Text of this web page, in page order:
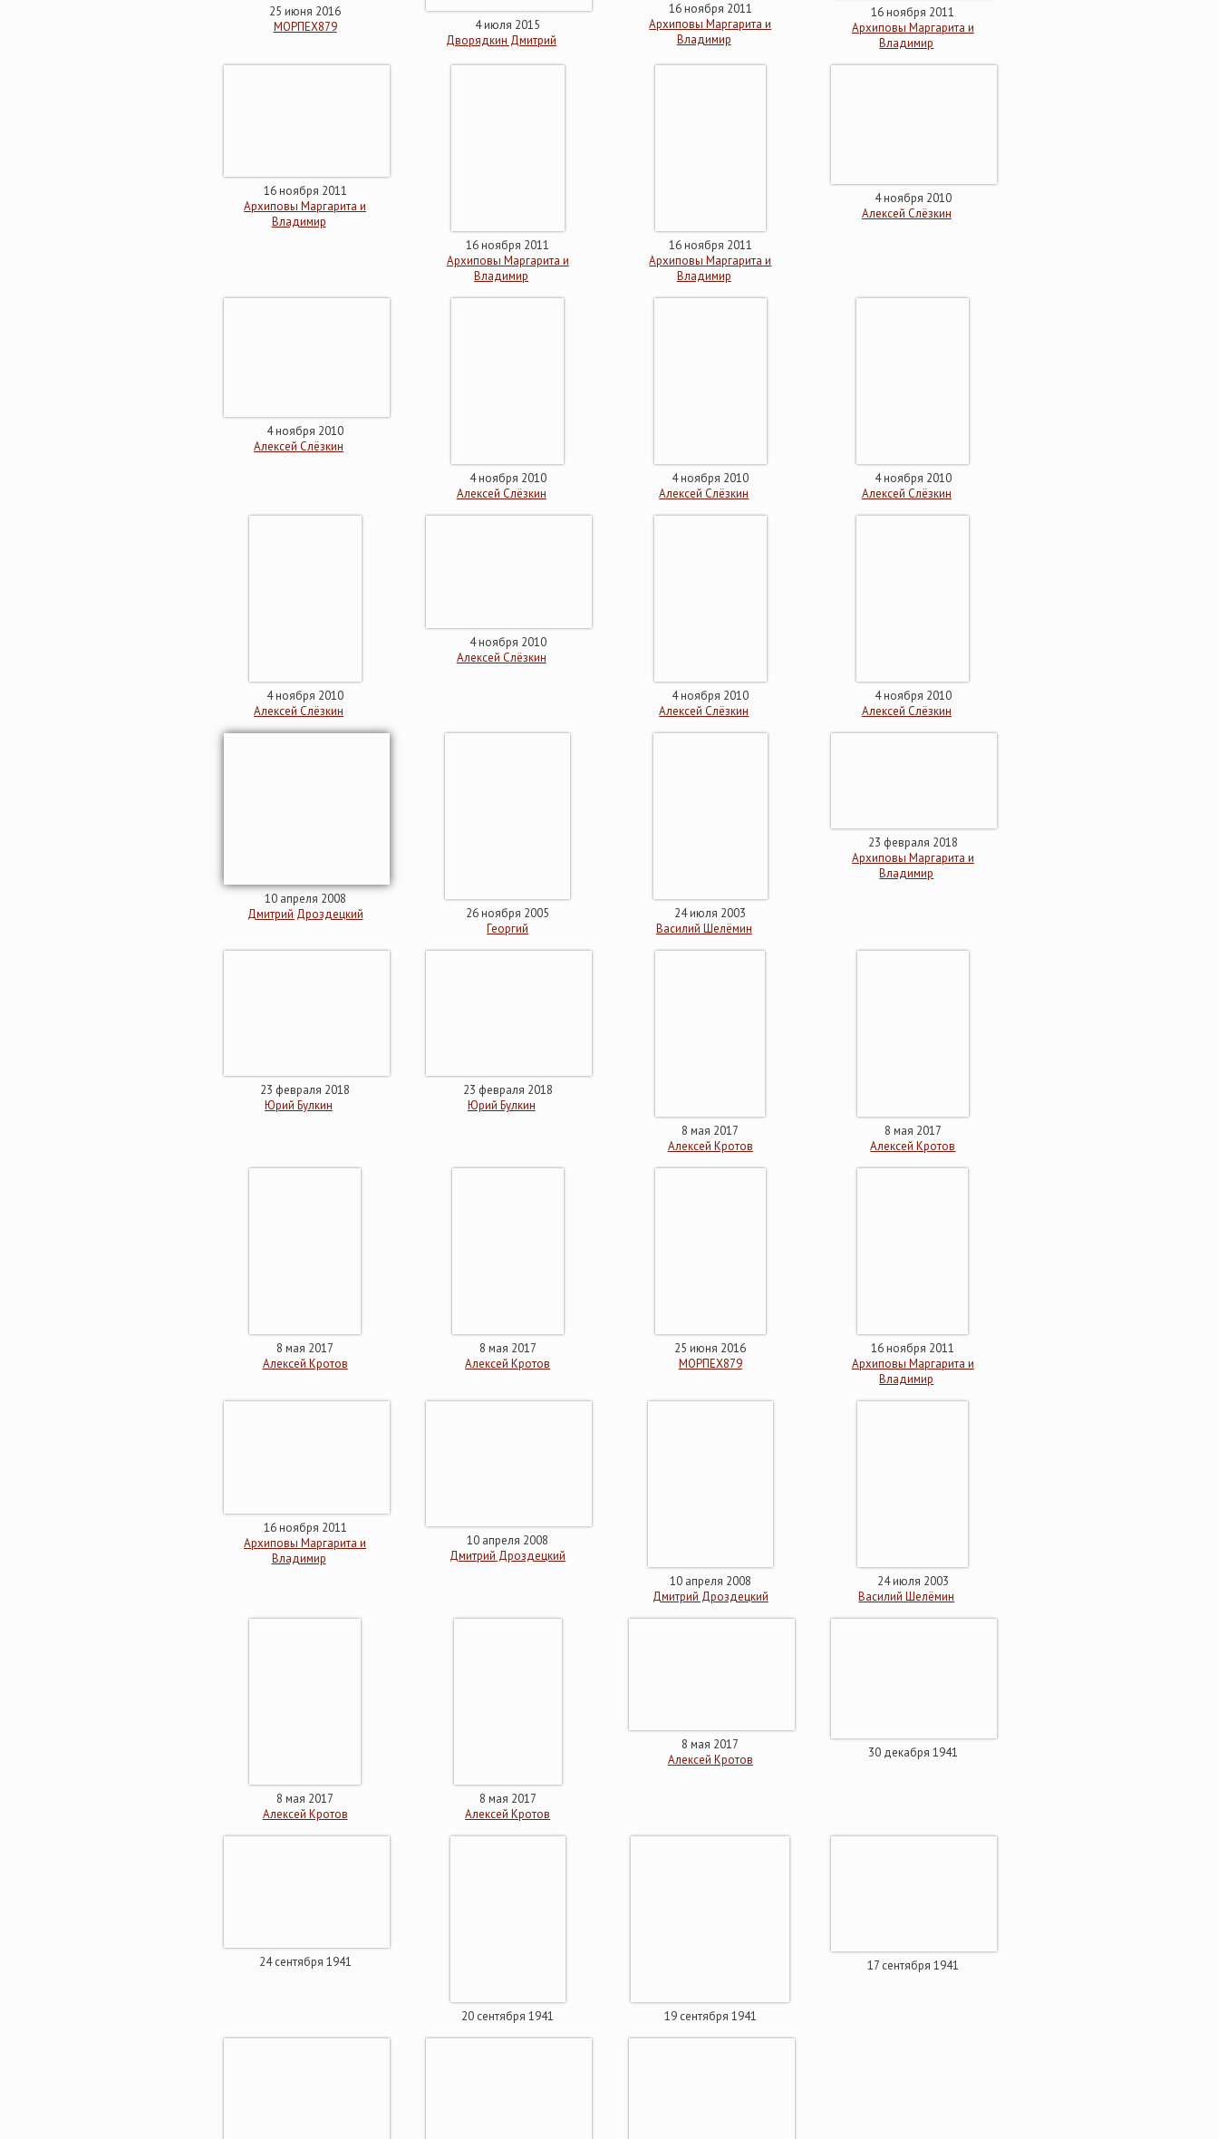
25 июня 2016
МОРПЕХ879
4 июля 2015
Дворядкин Дмитрий
16 ноября 2011
Архиповы Маргарита и
Владимир
16 ноября 2011
Архиповы Маргарита и
Владимир
16 ноября 2011
Архиповы Маргарита и
Владимир
16 ноября 2011
Архиповы Маргарита и
Владимир
16 ноября 2011
Архиповы Маргарита и
Владимир
4 ноября 2010
Алексей Слёзкин
4 ноября 2010
Алексей Слёзкин
4 ноября 2010
Алексей Слёзкин
4 ноября 2010
Алексей Слёзкин
4 ноября 2010
Алексей Слёзкин
4 ноября 2010
Алексей Слёзкин
4 ноября 2010
Алексей Слёзкин
4 ноября 2010
Алексей Слёзкин
4 ноября 2010
Алексей Слёзкин
10 апреля 2008
Дмитрий Дроздецкий
26 ноября 2005
Георгий
24 июля 2003
Василий Шелёмин
23 февраля 2018
Архиповы Маргарита и
Владимир
23 февраля 2018
Юрий Булкин
23 февраля 2018
Юрий Булкин
8 мая 2017
Алексей Кротов
8 мая 2017
Алексей Кротов
8 мая 2017
Алексей Кротов
8 мая 2017
Алексей Кротов
25 июня 2016
МОРПЕХ879
16 ноября 2011
Архиповы Маргарита и
Владимир
16 ноября 2011
Архиповы Маргарита и
Владимир
10 апреля 2008
Дмитрий Дроздецкий
10 апреля 2008
Дмитрий Дроздецкий
24 июля 2003
Василий Шелёмин
8 мая 2017
Алексей Кротов
8 мая 2017
Алексей Кротов
8 мая 2017
Алексей Кротов
30 декабря 1941
24 сентября 1941
20 сентября 1941 19 сентября 1941
17 сентября 1941